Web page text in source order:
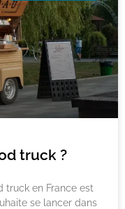
truck ?
truck en France est
se lancer dans